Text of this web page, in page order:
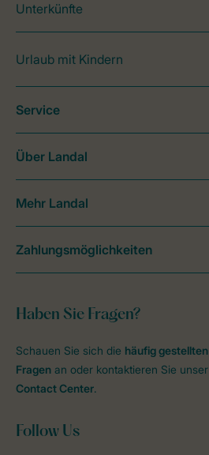
Unterkünfte
Urlaub mit Kindern
Haben Sie Fragen?
Schauen Sie sich die häufig gestellten
Fragen an oder kontaktieren Sie unser
Contact Center.
Follow Us
Service
Über Landal
Mehr Landal
Zahlungsmöglichkeiten